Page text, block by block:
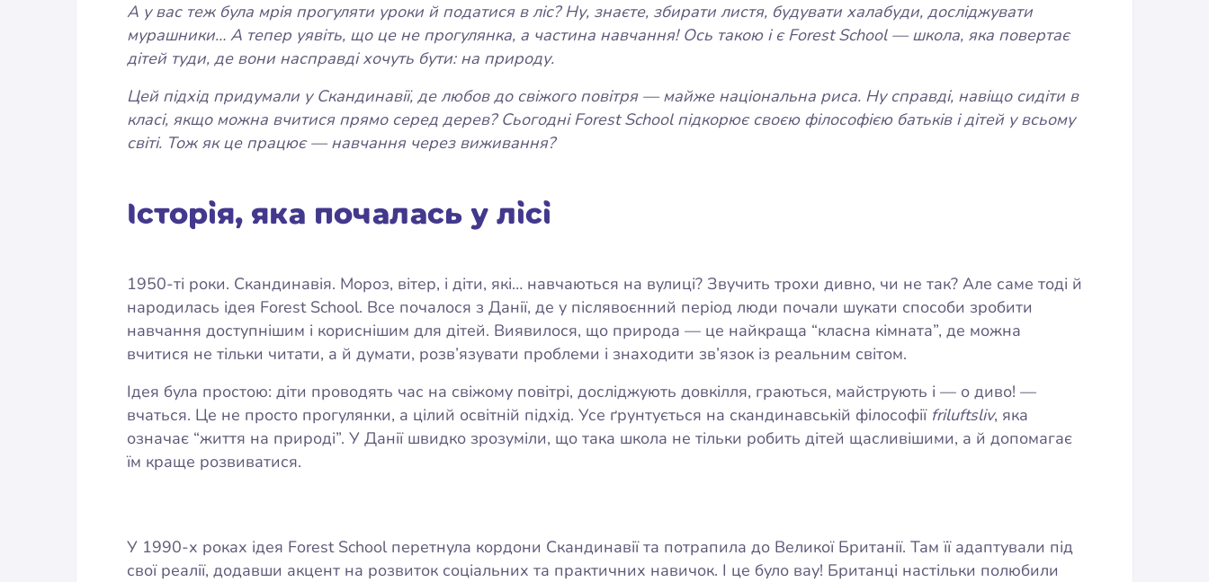
А у вас теж була мрія прогуляти уроки й податися в ліс? Ну, знаєте, збирати листя, будувати халабуди, досліджувати
мурашники… А тепер уявіть, що це не прогулянка, а частина навчання! Ось такою і є Forest School — школа, яка повертає
дітей туди, де вони насправді хочуть бути: на природу.
Цей підхід придумали у Скандинавії, де любов до свіжого повітря — майже національна риса. Ну справді, навіщо сидіти в
класі, якщо можна вчитися прямо серед дерев? Сьогодні Forest School підкорює своєю філософією батьків і дітей у всьому
світі. Тож як це працює — навчання через виживання?
Історія, яка почалась у лісі
1950-ті роки. Скандинавія. Мороз, вітер, і діти, які… навчаються на вулиці? Звучить трохи дивно, чи не так? Але саме тоді й
народилась ідея Forest School. Все почалося з Данії, де у післявоєнний період люди почали шукати способи зробити
навчання доступнішим і кориснішим для дітей. Виявилося, що природа — це найкраща “класна кімната”, де можна
вчитися не тільки читати, а й думати, розв’язувати проблеми і знаходити зв’язок із реальним світом.
Ідея була простою: діти проводять час на свіжому повітрі, досліджують довкілля, граються, майструють і — о диво! —
вчаться. Це не просто прогулянки, а цілий освітній підхід. Усе ґрунтується на скандинавській філософії friluftsliv, яка
означає “життя на природі”. У Данії швидко зрозуміли, що така школа не тільки робить дітей щасливішими, а й допомагає
їм краще розвиватися.
У 1990-х роках ідея Forest School перетнула кордони Скандинавії та потрапила до Великої Британії. Там її адаптували під
свої реалії, додавши акцент на розвиток соціальних та практичних навичок. І це було вау! Британці настільки полюбили